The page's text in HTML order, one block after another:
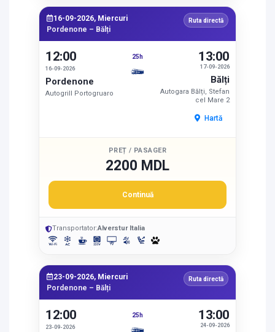
16-09-2026, Miercuri
Pordenone – Bălți
Ruta directă
12:00
16-09-2026
Pordenone
Autogrill Portogruaro
25h
17-09-2026
13:00
Bălți
Autogara Bălți, Stefan
cel Mare 2
Hartă
PREȚ / PASAGER
2200 MDL
Continuă
Transportator:Alverstur Italia
23-09-2026, Miercuri
Pordenone – Bălți
Ruta directă
12:00
23-09-2026
25h
24-09-2026
13:00